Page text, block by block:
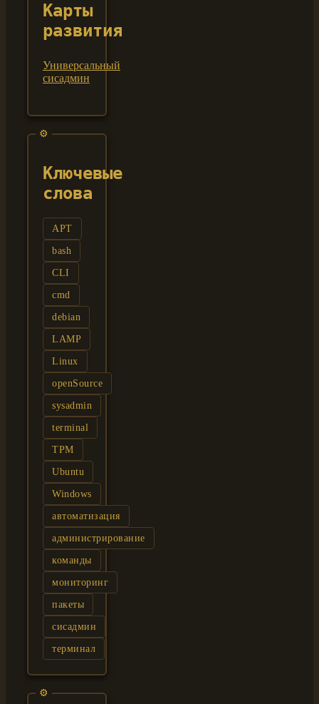
Карты
развития
Универсальный
сисадмин
Ключевые
слова
APT
bash
CLI
cmd
debian
LAMP
Linux
openSource
sysadmin
terminal
TPM
Ubuntu
Windows
автоматизация
администрирование
команды
мониторинг
пакеты
сисадмин
терминал